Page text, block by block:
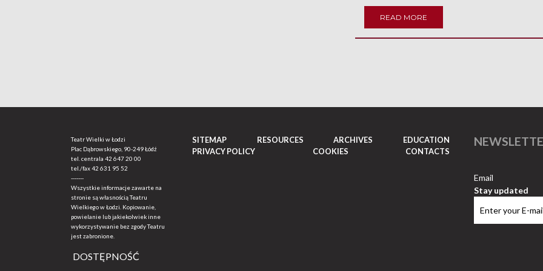
READ MORE
Teatr Wielki w Łodzi
Plac Dąbrowskiego, 90-249 Łódź
tel. centrala 42 647 20 00
tel./fax42 631 95 52
-------
Wszystkie informacje zawarte na
stronie są własnością Teatru
Wielkiego w Łodzi. Kopiowanie,
powielanie lub jakiekolwiek inne
wykorzystywanie bez zgody Teatru
jest zabronione.
DOSTĘPNOŚĆ
SITEMAP RESOURCES ARCHIVES
EDUCATION
PRIVACY POLICY
COOKIES CONTACTS
Email
Stay updated